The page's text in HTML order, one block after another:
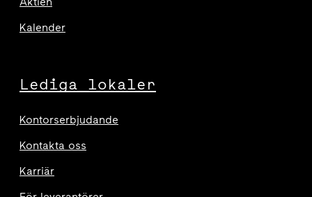
Kalender
Lediga lokaler
Kontorserbjudande
Kontakta oss
Karriär